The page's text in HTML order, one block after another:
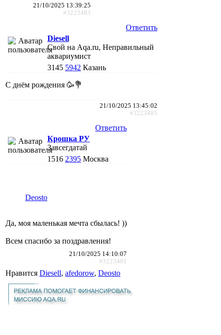
21/10/2025 13:39:25
#3223483
Ответить
Diesell
Свой на Aqa.ru, Неправильный
аквариумист
3145 5942 Казань
С днём рождения 🥳💐
21/10/2025 13:45:02
#3223485
Ответить
Крошка РУ
Завсегдатай
1516 2395 Москва
Deosto
Да, моя маленькая мечта сбылась! ))
Всем спасибо за поздравления!
21/10/2025 14:10:07
#3223491
Нравится Diesell, afedorow, Deosto